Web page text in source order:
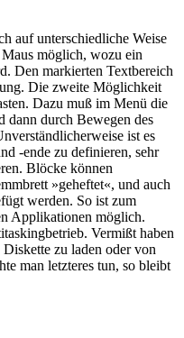
auf unterschiedliche Weise
möglich, wozu ein
Den markierten Textbereich
Die zweite Möglichkeit
Dazu muß im Menü die
dann durch Bewegen des
ist es
-ende zu definieren, sehr
Blöcke können
»geheftet«, und auch
werden. So ist zum
Applikationen möglich.
Vermißt haben
zu laden oder von
man letzteres tun, so bleibt